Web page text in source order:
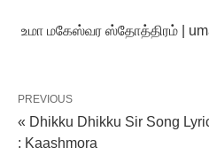
உமா மகேஸ்வர ஸ்தோத்திரம் |
PREVIOUS
« Dhikku Dhikku Sir Song
: Kaashmora